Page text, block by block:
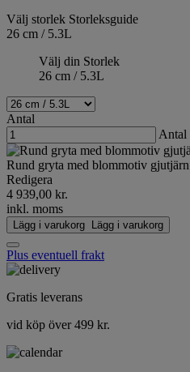
Välj storlek Storleksguide
26 cm / 5.3L
Välj din Storlek
26 cm / 5.3L
Antal
Antal
Rund gryta med blommotiv gjutjärn
Redigera
4 939,00 kr.
inkl. moms
Lägg i varukorg Lägg i varukorg
Plus eventuell frakt
Gratis leverans
vid köp över 499 kr.